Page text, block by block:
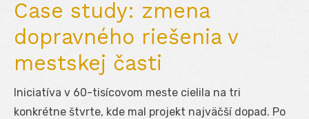
Case study: zmena
dopravného riešenia v
mestskej časti
Iniciatíva v 60-tisícovom meste cielila na tri
konkrétne štvrte, kde mal projekt najväčší dopad. Po